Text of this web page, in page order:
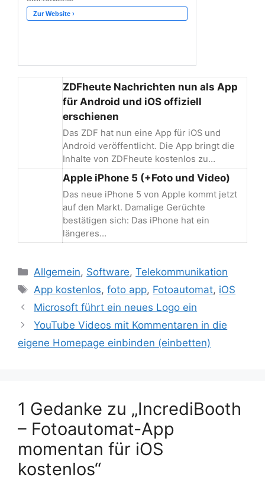
ZDFheute Nachrichten nun als App
für Android und iOS offiziell
erschienen
Das ZDF hat nun eine App für iOS und
Android veröffentlicht. Die App bringt die
Inhalte von ZDFheute kostenlos zu…
Apple iPhone 5 (+Foto und Video)
Das neue iPhone 5 von Apple kommt jetzt
auf den Markt. Damalige Gerüchte
bestätigen sich: Das iPhone hat ein
längeres…
Kategorien
Allgemein, Software,Telekommunikation
Schlagwörter
App kostenlos,foto app, Fotoautomat, iOS
Beitrags-
Navigation
Microsoft führt ein neues Logo ein
YouTube Videos mit Kommentaren in die
eigene Homepage einbinden (einbetten)
1 Gedanke zu „IncrediBooth
– Fotoautomat-App
momentan für iOS
kostenlos“